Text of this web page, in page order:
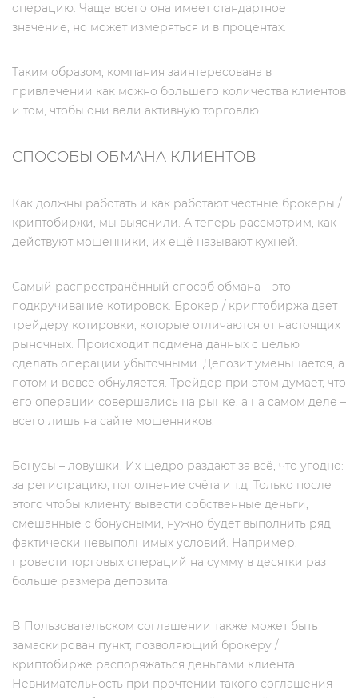
операцию. Чаще всего она имеет стандартное
значение, но может измеряться и в процентах.
Таким образом, компания заинтересована в
привлечении как можно большего количества клиентов
и том, чтобы они вели активную торговлю.
СПОСОБЫ ОБМАНА КЛИЕНТОВ
Как должны работать и как работают честные брокеры /
криптобиржи, мы выяснили. А теперь рассмотрим, как
действуют мошенники, их ещё называют кухней.
Самый распространённый способ обмана – это
подкручивание котировок. Брокер / криптобиржа дает
трейдеру котировки, которые отличаются от настоящих
рыночных. Происходит подмена данных с целью
сделать операции убыточными. Депозит уменьшается, а
потом и вовсе обнуляется. Трейдер при этом думает, что
его операции совершались на рынке, а на самом деле –
всего лишь на сайте мошенников.
Бонусы – ловушки. Их щедро раздают за всё, что угодно:
за регистрацию, пополнение счёта и т.д. Только после
этого чтобы клиенту вывести собственные деньги,
смешанные с бонусными, нужно будет выполнить ряд
фактически невыполнимых условий. Например,
провести торговых операций на сумму в десятки раз
больше размера депозита.
В Пользовательском соглашении также может быть
замаскирован пункт, позволяющий брокеру /
криптобирже распоряжаться деньгами клиента.
Невнимательность при прочтении такого соглашения